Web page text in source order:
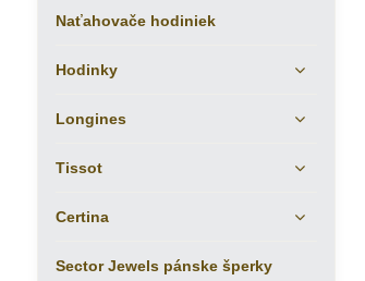
Naťahovače hodiniek
Hodinky
Longines
Tissot
Certina
Sector Jewels pánske šperky